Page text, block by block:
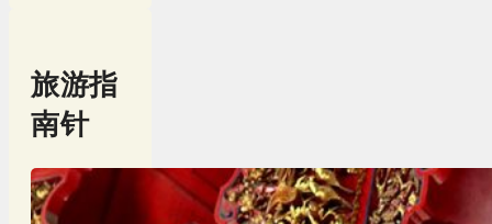
旅游指
南针